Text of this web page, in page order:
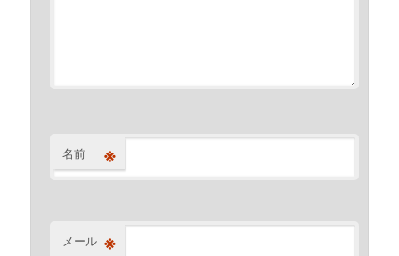
名前 ※
メール ※